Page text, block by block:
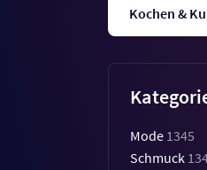
Kochen &
Mode 1345
Schmuck